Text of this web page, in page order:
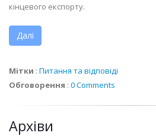
кінцевого експорту.
Далі
Мітки : Питання та відповіді
Обговорення : 0 Comments
Архіви